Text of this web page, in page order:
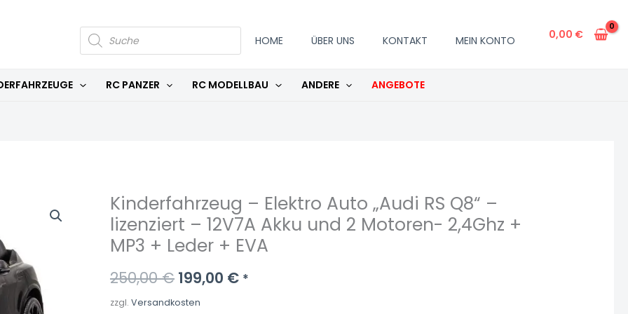
PRODUCTS
SEARCH HOME ÜBER UNS KONTAKT MEIN KONTO 0,00 €
RC PANZER RC MODELLBAU ANDERE ANGEBOTE
Kinderfahrzeug – Elektro Auto „Audi RS Q8“ –
lizenziert – 12V7A Akku und 2 Motoren- 2,4Ghz +
MP3 + Leder + EVA
250,00€
Ursprünglicher
Preis
250,00 €
199,00 €
Aktueller
Preis
199,00 €.
*
zzgl. Versandkosten
Kinderfahrzeug
-
Elektro
Auto
"Audi
Q8"